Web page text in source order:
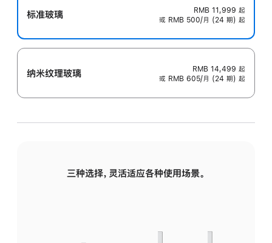
标准玻璃 RMB 11,999 起
或 RMB 500/月 (24 期) 起
纳米纹理玻璃 RMB 14,499 起
或 RMB 605/月 (24 期) 起
三种选择，灵活适应各种使用场景。